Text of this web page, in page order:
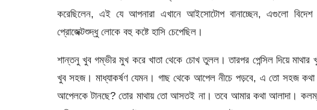
করেছিলেন, এই যে আপনারা এখানে আইসোটোপ বানাচ্ছেন, এগুলো
প্রোজেক্টশুদ্ধু লোকে বহু কষ্টে হাসি চেপেছিল।
শান্তনু খুব গম্ভীর মুখ করে খাতা থেকে চোখ তুলল। তারপর পেন্সিল দিয়ে
খুব সহজ। মাধ্যাকর্ষণ যেমন। গাছ থেকে আপেল নীচে পড়বে, এ তো সহজ
আপেলকে টানছে? তোর মাথায় তো আসতই না। তবে আমার কথা আলাদা।